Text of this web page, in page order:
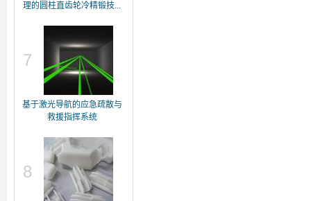
理的圆柱直齿轮冷精锻技...
7
基于激光导航的应急疏散与
救援指挥系统
8